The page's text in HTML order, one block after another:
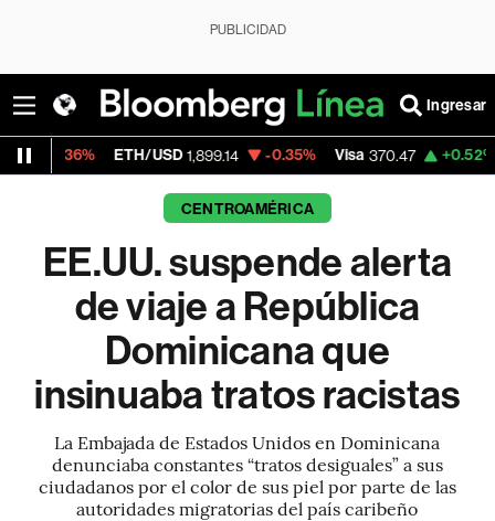
PUBLICIDAD
Ingresar
ETH/USD 1,899.14 -0.35% Visa 370.47 +0.52%
CENTROAMÉRICA
EE.UU. suspende alerta
de viaje a República
Dominicana que
insinuaba tratos racistas
La Embajada de Estados Unidos en Dominicana
denunciaba constantes “tratos desiguales” a sus
ciudadanos por el color de sus piel por parte de las
autoridades migratorias del país caribeño